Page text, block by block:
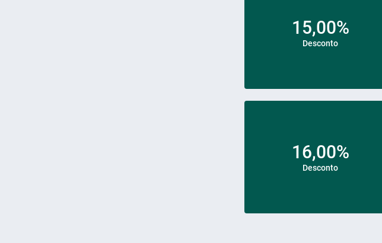
15,00%
Desconto
16,00%
Desconto